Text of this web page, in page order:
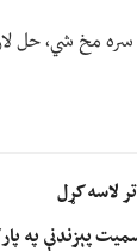
سره مخ شي، حل
لاسه کړل
پېزندنې په